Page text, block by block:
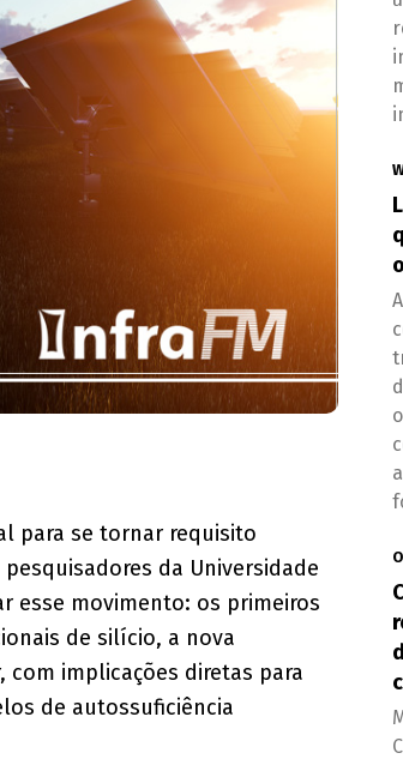
para se tornar requisito
da Universidade
esse movimento: os primeiros
de silício, a nova
implicações diretas para
de autossuficiência